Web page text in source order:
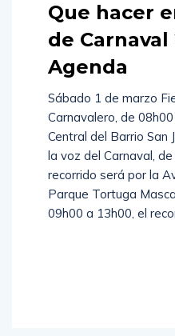
Que hacer
de Carnaval
Agenda
Sábado 1 de marzo
Carnavalero, de
Central del Barrio San
la voz del Carnaval,
recorrido será por la
Parque Tortuga
09h00 a 13h00, el